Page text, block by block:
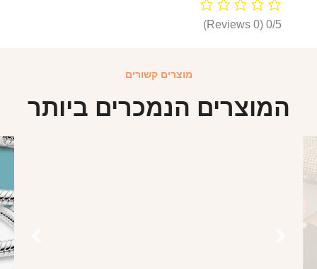
0/5
(0 Reviews)
מוצרים קשורים
המוצרים הנמכרים ביותר